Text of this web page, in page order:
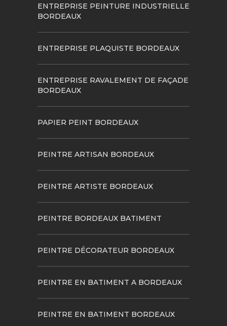
ENTREPRISE PEINTURE INDUSTRIELLE
BORDEAUX
ENTREPRISE PLAQUISTE BORDEAUX
ENTREPRISE RAVALEMENT DE FAÇADE
BORDEAUX
PAPIER PEINT BORDEAUX
PEINTRE ARTISAN BORDEAUX
PEINTRE ARTISTE BORDEAUX
PEINTRE BORDEAUX BATIMENT
PEINTRE DÉCORATEUR BORDEAUX
PEINTRE EN BATIMENT A BORDEAUX
PEINTRE EN BATIMENT BORDEAUX